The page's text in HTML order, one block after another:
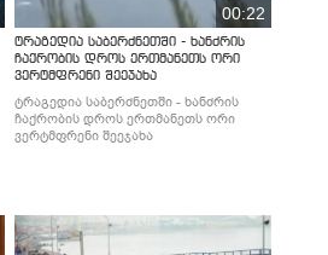
00:22
ტრაგედია საბერძნეთში - ხანძრის
ჩაქრობის დროს ერთმანეთს ორი
ვერტმფრენი შეეჯახა
ტრაგედია საბერძნეთში - ხანძრის
ჩაქრობის დროს ერთმანეთს ორი
ვერტმფრენი შეეჯახა